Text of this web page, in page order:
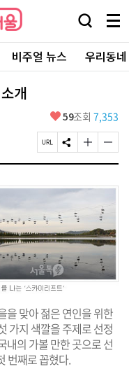
검
창
열
기
메
뉴
전
체
보
비주얼 뉴스 우리동
개
좋
요
59조회 7,353
페
이
U
복
사
S
N
공
유
하
기
글
자
기
크
경
하
기
글
자
기
경
하
기
을 맞아 젊은 연인을 위한
가지 색깔을 주제로 선정
내의 가볼 만한 곳으로 선
번째로 꼽혔다.